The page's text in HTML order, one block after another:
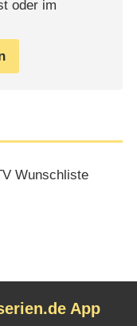
oder im
Wunschliste
App